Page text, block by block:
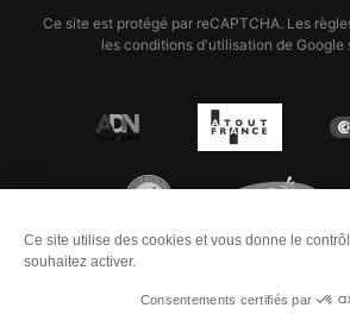
Ce site est protégé par reCAPTCHA. Les
les conditions d'utilisation de Google